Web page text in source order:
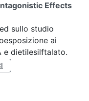
Effects
sullo studio
ai
e dietilesilftalato.